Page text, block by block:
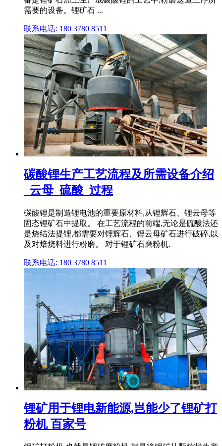
需要的设备。锂矿石 ...
联系电话: 180 3780 8511
碳酸锂生产工艺流程及所需设备介绍
_云母_硫酸_过程
碳酸锂是制造锂电池的重要原材料,从锂辉石、锂云母等
固态锂矿石中提取。 在工艺流程的前端,无论是硫酸法还
是烧结法提锂,都需要对锂辉石、锂云母矿石进行破碎,以
及对焙烧料进行粉磨。 对于锂矿石磨粉机.
联系电话: 180 3780 8511
锂矿用于锂电新能源,岂能少了锂矿打
粉机 百家号